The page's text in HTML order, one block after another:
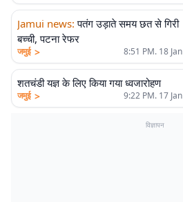
Jamui news: पतंग उड़ाते समय छत से गिरी
बच्ची, पटना रेफर
जमुई > 8:51 PM. 18 Jan
शतचंडी यज्ञ के लिए किया गया ध्वजारोहण
जमुई > 9:22 PM. 17 Jan
विज्ञापन